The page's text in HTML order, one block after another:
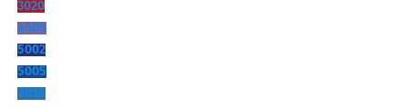
3020
4005
5002
5005
5015